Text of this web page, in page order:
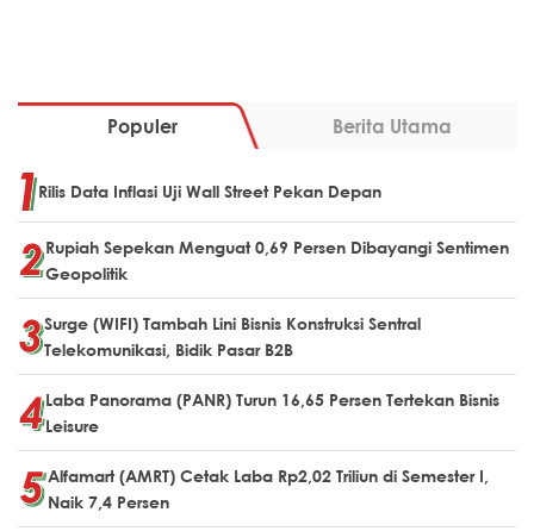
Populer Berita Utama
Rilis Data Inflasi Uji Wall Street Pekan Depan
Rupiah Sepekan Menguat 0,69 Persen Dibayangi Sentimen
Geopolitik
Surge (WIFI) Tambah Lini Bisnis Konstruksi Sentral
Telekomunikasi, Bidik Pasar B2B
Laba Panorama (PANR) Turun 16,65 Persen Tertekan Bisnis
Leisure
Alfamart (AMRT) Cetak Laba Rp2,02 Triliun di Semester I,
Naik 7,4 Persen